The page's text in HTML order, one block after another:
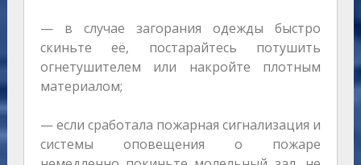
— в случае загорания одежды быстро
скиньте её, постарайтесь потушить
огнетушителем или накройте плотным
материалом;
— если сработала пожарная сигнализация и
системы оповещения о пожаре